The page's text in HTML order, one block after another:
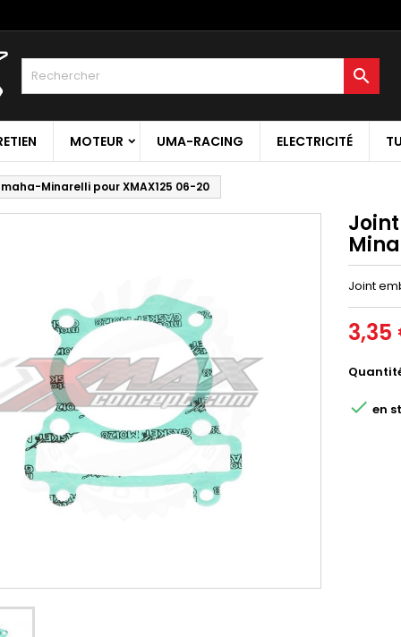

MOTEUR UMA-RACING ELECTRICITÉ
Minarelli pour XMAX125 06-20
Joint
3,35
 en